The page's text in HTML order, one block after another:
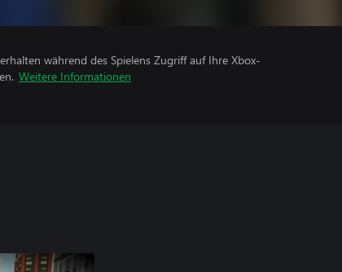
während des Spielens Zugriff auf Ihre Xbox-
Weitere Informationen